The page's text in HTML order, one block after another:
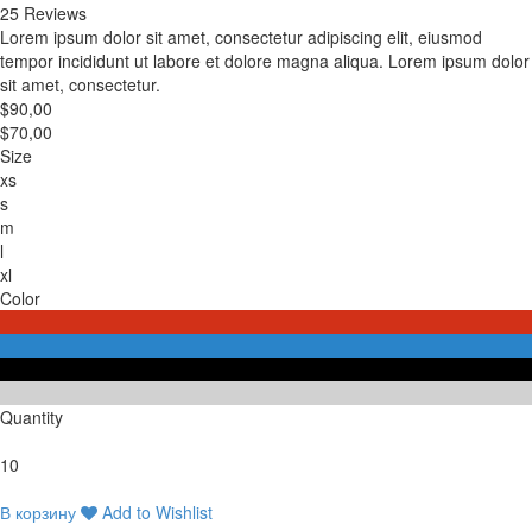
25 Reviews
Lorem ipsum dolor sit amet, consectetur adipiscing elit, eiusmod
tempor incididunt ut labore et dolore magna aliqua. Lorem ipsum dolor
sit amet, consectetur.
$90,00
$70,00
Size
xs
s
m
l
xl
Color
Quantity
10
В корзину
Add to Wishlist